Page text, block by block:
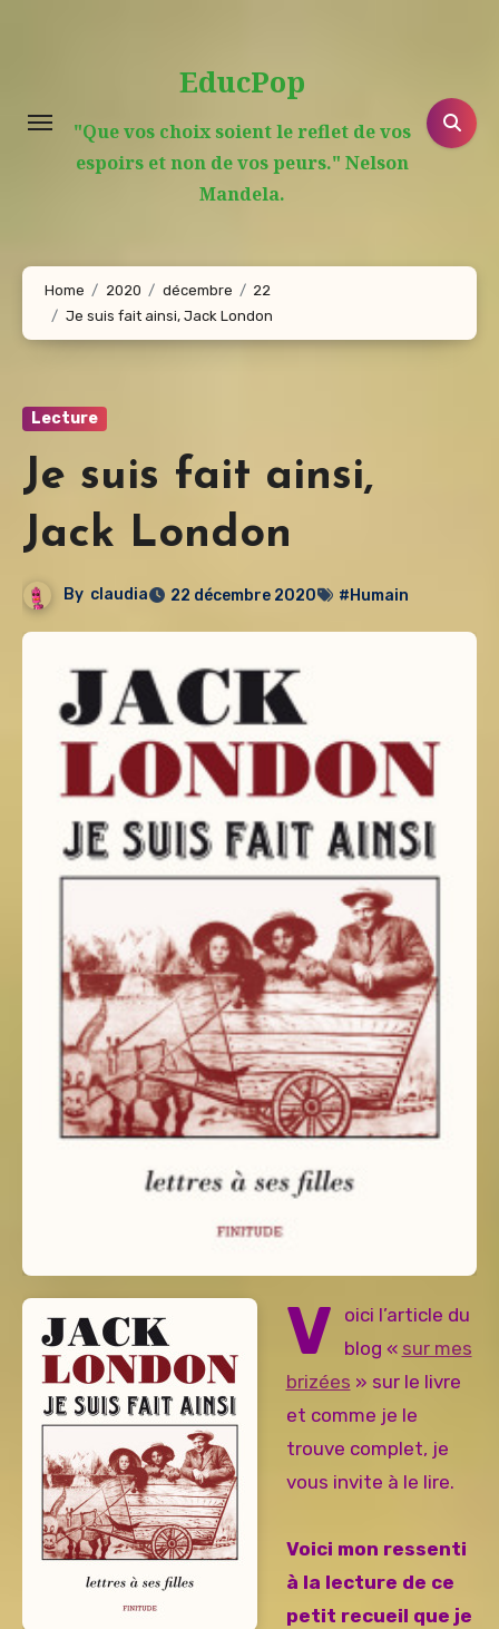
EducPop
"Que vos choix soient le reflet de vos
espoirs et non de vos peurs." Nelson
Mandela.
Home 2020 décembre
22
Je suis fait ainsi, Jack London
Lecture
Je suis fait ainsi,
Jack London
By claudia 22 décembre 2020 #Humain
V
oici l’article du
blog « sur mes
brizées » sur le livre
et comme je le
trouve complet, je
vous invite à le lire.
Voici mon ressenti
à la lecture de ce
petit recueil que je